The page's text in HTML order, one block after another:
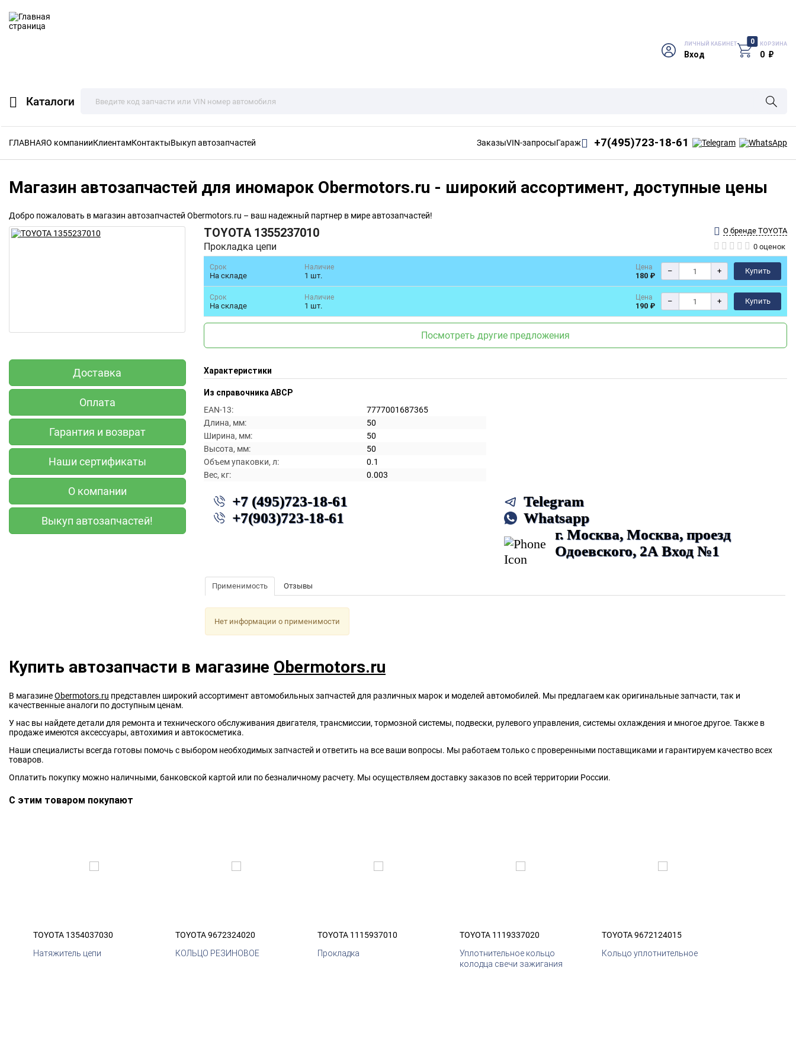
Каталоги
ЛИЧНЫЙ КАБИНЕТ
Вход
0 КОРЗИНА
0 ₽
ГЛАВНАЯО компанииКлиентамКонтактыВыкуп автозапчастей ЗаказыVIN-запросыГараж +7(495)723-18-61
Магазин автозапчастей для иномарок Obermotors.ru - широкий ассортимент, доступные цены
Добро пожаловать в магазин автозапчастей Obermotors.ru – ваш надежный партнер в мире автозапчастей!
Доставка
Оплата
Гарантия и возврат
Наши сертификаты
О компании
Выкуп автозапчастей!
О бренде TOYOTA
0 оценок
TOYOTA 1355237010
Прокладка цепи
Срок
На складе
Наличие
1 шт.
Цена
180 ₽ – + Купить
Срок
На складе
Наличие
1 шт.
Цена
190 ₽ – + Купить
Посмотреть другие предложения
Характеристики
Из справочника ABCP
EAN-13:
7777001687365
Длина, мм:
50
Ширина, мм:
50
Высота, мм:
50
Объем упаковки, л:
0.1
Вес, кг:
0.003
+7 (495)723-18-61
+7(903)723-18-61
Telegram
Whatsapp
г. Москва, Москва, проезд
Одоевского, 2А Вход №1
Применимость Отзывы
Нет информации о применимости
Купить автозапчасти в магазине Obermotors.ru
В магазинеObermotors.ru представлен широкий ассортимент автомобильных запчастей для различных марок и моделей автомобилей. Мы предлагаем как оригинальные запчасти, так и
качественные аналоги по доступным ценам.
У нас вы найдете детали для ремонта и технического обслуживания двигателя, трансмиссии, тормозной системы, подвески, рулевого управления, системы охлаждения и многое другое. Также в
продаже имеются аксессуары, автохимия и автокосметика.
Наши специалисты всегда готовы помочь с выбором необходимых запчастей и ответить на все ваши вопросы. Мы работаем только с проверенными поставщиками и гарантируем качество всех
товаров.
Оплатить покупку можно наличными, банковской картой или по безналичному расчету. Мы осуществляем доставку заказов по всей территории России.
С этим товаром покупают
TOYOTA 1354037030
Натяжитель цепи
TOYOTA 9672324020
КОЛЬЦО РЕЗИНОВОЕ
TOYOTA 1115937010
Прокладка
TOYOTA 1119337020
Уплотнительное кольцо
колодца свечи зажигания
TOYOTA 9672124015
Кольцо уплотнительное